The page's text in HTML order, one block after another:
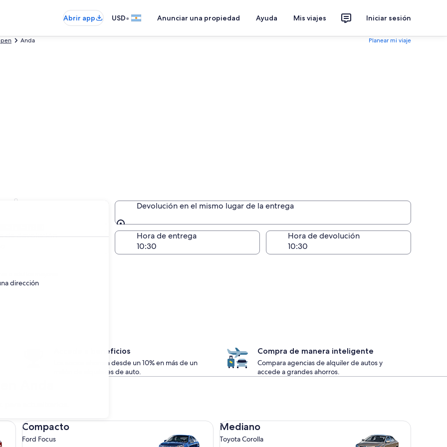
Abrir app USD• Anunciar una propiedad Ayuda Mis viajes Iniciar sesión
Anda Planear mi viaje
Anda
dirección
Devolución en el mismo lugar de la entrega
Devolución en el mismo lugar de la entrega
de devolución
Hora de entrega Hora de devolución
o adultos mayores.
Accede a beneficios
Los socios ahorran desde un 10% en más de un
millón de alquileres de auto.
Compra de manera inteligente
Compara agencias de alquiler de autos y
accede a grandes ahorros.
Compacto
Ford Focus
Compacto Ford Focus
Mediano
Toyota Corolla
Mediano Toyota Corolla